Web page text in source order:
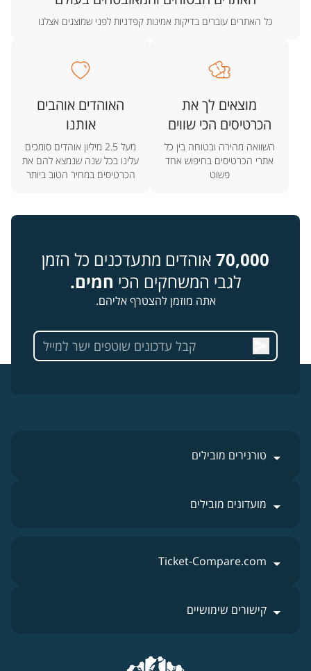
כל האתרים עוברים בדיקות אמינות קפדניות לפני שמוצגים אצלנו
מוצאים לך את
הכרטיסים הכי שווים
השוואה מהירה ובטוחה בין כל
אתרי הכרטיסים בחיפוש אחד
פשוט
האוהדים אוהבים
אותנו
מעל 2.5 מיליון אוהדים סומכים
עלינו בכל שנה שנמצא להם את
הכרטיסים במחיר הטוב ביותר
70,000 אוהדים מתעדכנים כל הזמן
לגבי המשחקים הכי חמים.
אתה מוזמן להצטרף אליהם.
טורנירים מובילים
מועדונים מובילים
Ticket-Compare.com
קישורים שימושיים